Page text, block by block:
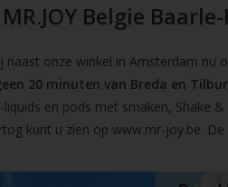
MR.JOY Belgie
onze winkel in Amsterdam
20 minuten van Breda en
liquids en pods met smaken, Shake
kunt u zien op www.mr-joy.be.